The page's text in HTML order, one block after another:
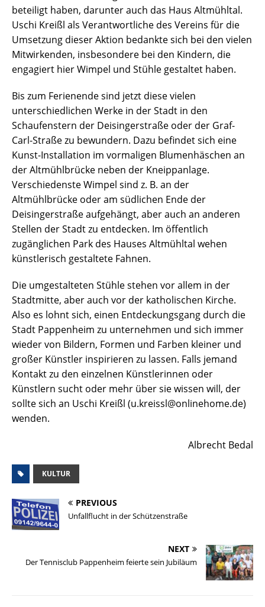
beteiligt haben, darunter auch das Haus Altmühltal.
Uschi Kreißl als Verantwortliche des Vereins für die
Umsetzung dieser Aktion bedankte sich bei den vielen
Mitwirkenden, insbesondere bei den Kindern, die
engagiert hier Wimpel und Stühle gestaltet haben.
Bis zum Ferienende sind jetzt diese vielen
unterschiedlichen Werke in der Stadt in den
Schaufenstern der Deisingerstraße oder der Graf-
Carl-Straße zu bewundern. Dazu befindet sich eine
Kunst-Installation im vormaligen Blumenhäschen an
der Altmühlbrücke neben der Kneippanlage.
Verschiedenste Wimpel sind z. B. an der
Altmühlbrücke oder am südlichen Ende der
Deisingerstraße aufgehängt, aber auch an anderen
Stellen der Stadt zu entdecken. Im öffentlich
zugänglichen Park des Hauses Altmühltal wehen
künstlerisch gestaltete Fahnen.
Die umgestalteten Stühle stehen vor allem in der
Stadtmitte, aber auch vor der katholischen Kirche.
Also es lohnt sich, einen Entdeckungsgang durch die
Stadt Pappenheim zu unternehmen und sich immer
wieder von Bildern, Formen und Farben kleiner und
großer Künstler inspirieren zu lassen. Falls jemand
Kontakt zu den einzelnen Künstlerinnen oder
Künstlern sucht oder mehr über sie wissen will, der
sollte sich an Uschi Kreißl (u.kreissl@onlinehome.de)
wenden.
Albrecht Bedal
KULTUR
PREVIOUS
Unfallflucht in der Schützenstraße
NEXT
Der Tennisclub Pappenheim feierte sein Jubiläum